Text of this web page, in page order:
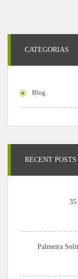
CATEGORIAS
Blog
RECENT POSTS
35
Palmeira